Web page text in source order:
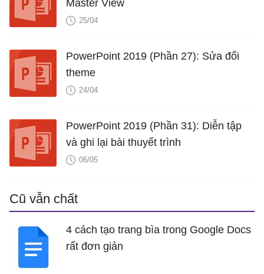
Master View
25/04
PowerPoint 2019 (Phần 27): Sửa đổi
theme
24/04
PowerPoint 2019 (Phần 31): Diễn tập
và ghi lại bài thuyết trình
06/05
Cũ vẫn chất
4 cách tạo trang bìa trong Google Docs
rất đơn giản